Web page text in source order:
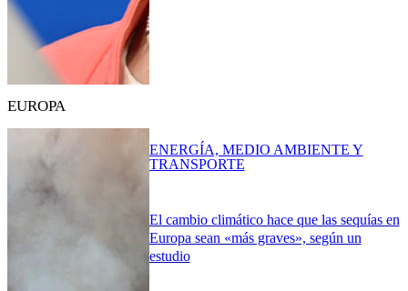
EUROPA
El cambio climático hace que las sequías en
Europa sean «más graves», según un
estudio
ENERGÍA, MEDIO AMBIENTE Y
TRANSPORTE